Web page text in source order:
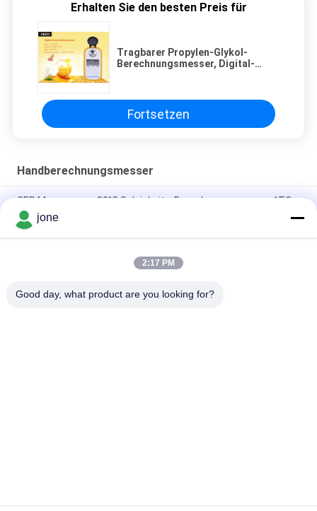
Erhalten Sie den besten Preis für
Tragbarer Propylen-Glykol-
Berechnungsmesser, Digital-
Fortsetzen
Handberechnungsmesser
CER Meerwasser 20°C Salzigkeits-Berechnungsmesser ATC
Digital
Geschenk 100ppt, das 2 in 1 ATC-Salzigkeits-
jone
2:17 PM
Good day, what product are you looking for?